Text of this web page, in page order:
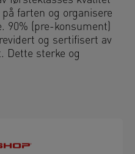
farten og organisere
90% (pre-konsument)
og sertifisert av
Dette sterke og
andre produkter
rekvisita
Med den nye